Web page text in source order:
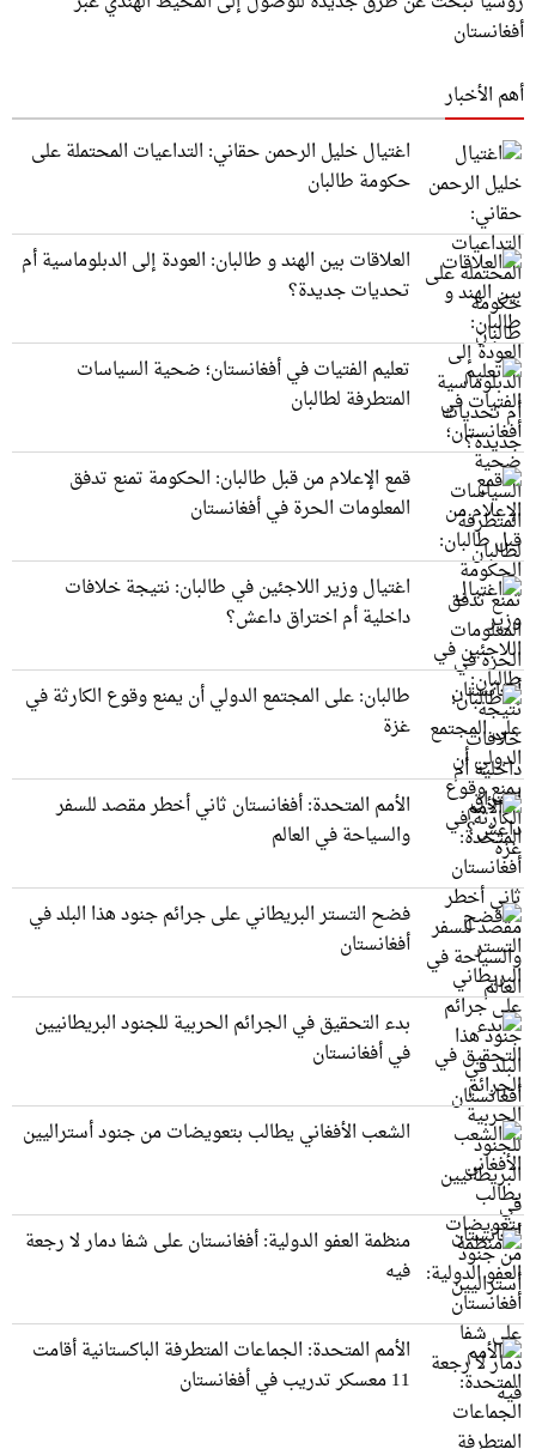
أفغانستان
أهم الأخبار
اغتيال خليل الرحمن حقاني: التداعيات المحتملة على
حكومة طالبان
العلاقات بين الهند و طالبان: العودة إلى الدبلوماسية أم
تحديات جديدة؟
تعليم الفتيات في أفغانستان؛ ضحية السياسات
المتطرفة لطالبان
قمع الإعلام من قبل طالبان: الحكومة تمنع تدفق
المعلومات الحرة في أفغانستان
اغتيال وزير اللاجئين في طالبان: نتيجة خلافات
داخلية أم اختراق داعش؟
طالبان: على المجتمع الدولي أن يمنع وقوع الكارثة في
غزة
الأمم المتحدة: أفغانستان ثاني أخطر مقصد للسفر
والسياحة في العالم
فضح التستر البريطاني على جرائم جنود هذا البلد في
أفغانستان
بدء التحقيق في الجرائم الحربیة للجنود البريطانيین
في أفغانستان
الشعب الأفغاني يطالب بتعويضات من جنود أستراليين
منظمة العفو الدولية: أفغانستان على شفا دمار لا رجعة
فيه
الأمم المتحدة: الجماعات المتطرفة الباكستانية أقامت
11 معسكر تدريب في أفغانستان